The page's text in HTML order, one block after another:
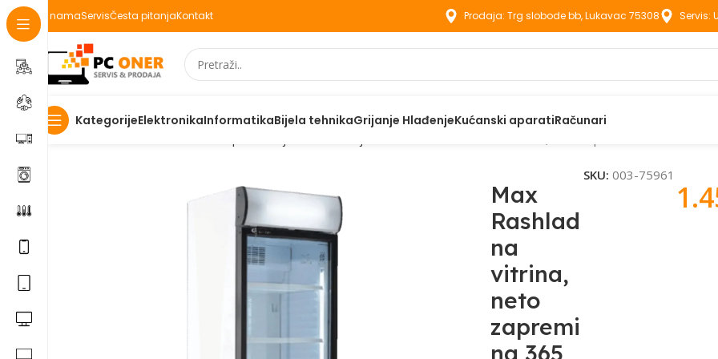
O namaServisČesta pitanjaKontakt Prodaja: Trg slobode bb, Lukavac 75308 Servis:
KategorijeElektronikaInformatikaBijela tehnikaGrijanje HlađenjeKućanski aparatiRačunari
Početna
Max
Rashlad
na
vitrina,
neto
zapremi
na 365
SKU:003-75961